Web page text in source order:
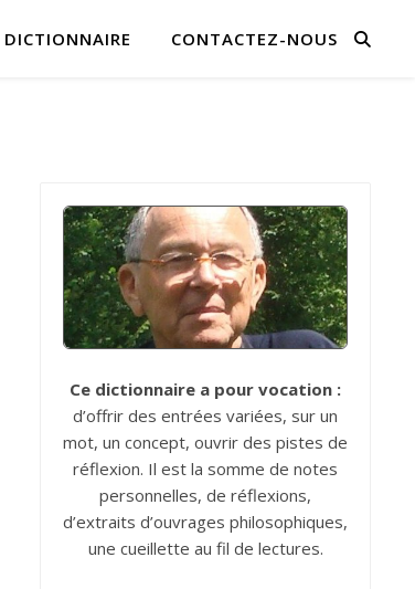
DICTIONNAIRE CONTACTEZ-NOUS
Ce dictionnaire a pour vocation :
d’offrir des entrées variées, sur un
mot, un concept, ouvrir des pistes de
réflexion. Il est la somme de notes
personnelles, de réflexions,
d’extraits d’ouvrages philosophiques,
une cueillette au fil de lectures.